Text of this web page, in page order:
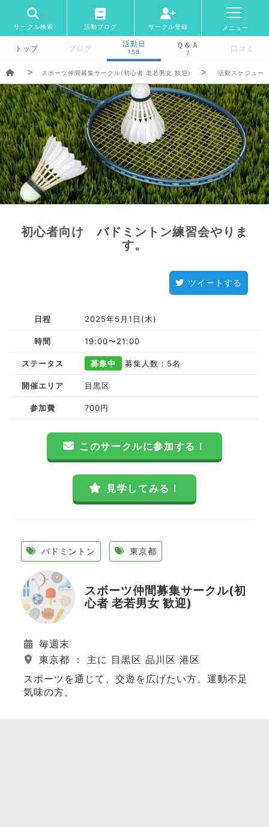
サークル検索 活動ブログ サークル登録 メニュー
トップ ブログ
活動日
158
Ｑ＆Ａ
7 口コミ
スボーツ仲間募集サークル(初心者 老若男女 歓迎) 活動スケジュー
初心者向け バドミントン練習会やりま
す。
ツイートする
日程 2025年5月1日(木)
時間 19:00〜21:00
ステータス 募集中 募集人数：5名
開催エリア 目黒区
参加費 700円
このサークルに参加する！
見学してみる！
バドミントン 東京都
スボーツ仲間募集サークル(初
心者 老若男女 歓迎)
毎週末
東京都 ： 主に 目黒区 品川区 港区
スポーツを通じて、交遊を広げたい方。運動不足
気味の方。